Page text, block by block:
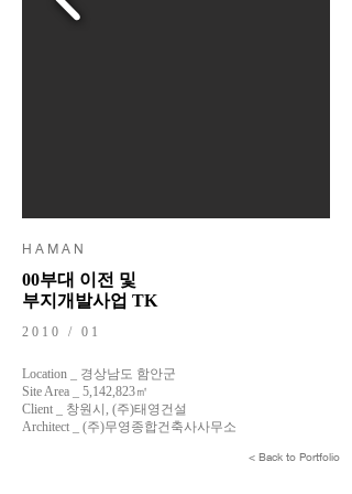
H A M A N
00부대 이전 및
부지개발사업 TK
2010 / 01
Location _ 경상남도 함안군
Site Area _ 5,142,823㎡
Client _ 창원시, (주)태영건설
Architect _ (주)무영종합건축사사무소
< Back to Portfolio